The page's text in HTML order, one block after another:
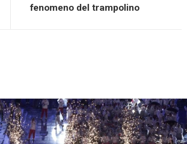
fenomeno del trampolino